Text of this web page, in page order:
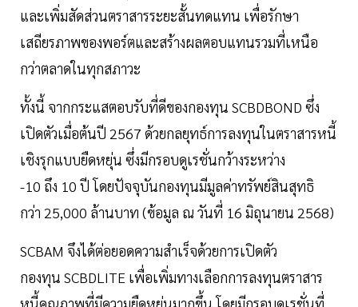
และเพิ่มสัดส่วนตราสารระยะสั้นทดแทน เพื่อรักษา
เสถียรภาพของพอร์ตและสร้างผลตอบแทนรวมที่เหนือ
กว่าตลาดในทุกสภาวะ
ทั้งนี้ จากกระแสตอบรับที่ดีของกองทุน SCBDBOND ซึ่ง
เปิดตัวเมื่อต้นปี 2567 ด้วยกลยุทธ์การลงทุนในตราสารหนี้
เชิงรุกแบบยืดหยุ่น ซึ่งมีกรอบดูเรชั่นกว้างระหว่าง
-10 ถึง 10 ปี โดยปัจจุบันกองทุนมีมูลค่าทรัพย์สินสุทธิ
กว่า 25,000 ล้านบาท (ข้อมูล ณ วันที่ 16 มิถุนายน 2568)
SCBAM จึงได้ต่อยอดความสำเร็จด้วยการเปิดตัว
กองทุน SCBDLITE เพื่อเพิ่มทางเลือกการลงทุนตราสาร